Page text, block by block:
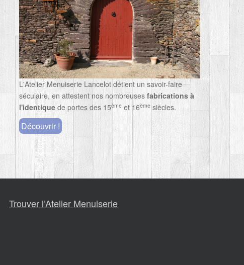
L'Atelier Menuiserie Lancelot détient un savoir-faire
séculaire, en attestent nos nombreuses fabrications à
l'identique de portes des 15ème et 16ème siècles.
Découvrir !
Trouver l’Atelier Menuiserie